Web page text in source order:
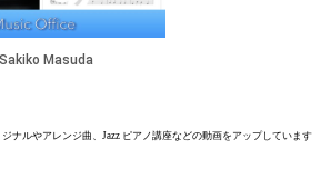
ナルやアレンジ曲、Jazz ピアノ講座などの動画をアップしています